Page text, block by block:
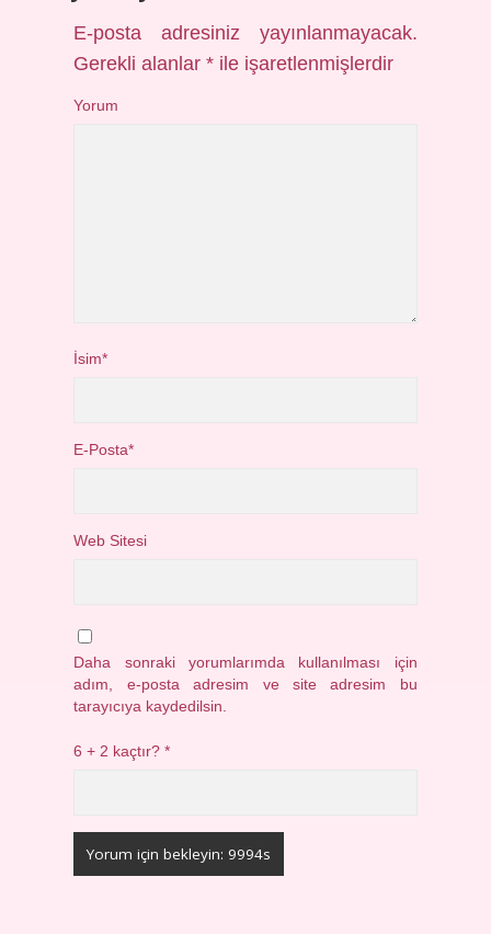
E-posta adresiniz yayınlanmayacak.
Gerekli alanlar* ile işaretlenmişlerdir
Yorum
İsim*
E-Posta*
Web Sitesi
Daha sonraki yorumlarımda kullanılması için
adım, e-posta adresim ve site adresim bu
tarayıcıya kaydedilsin.
6 + 2 kaçtır?*